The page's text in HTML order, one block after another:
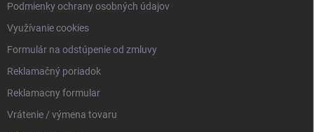
Podmienky ochrany osobných údajov
Využívanie cookies
Formulár na odstúpenie od zmluvy
Reklamačný poriadok
Reklamacny formular
Vrátenie / výmena tovaru